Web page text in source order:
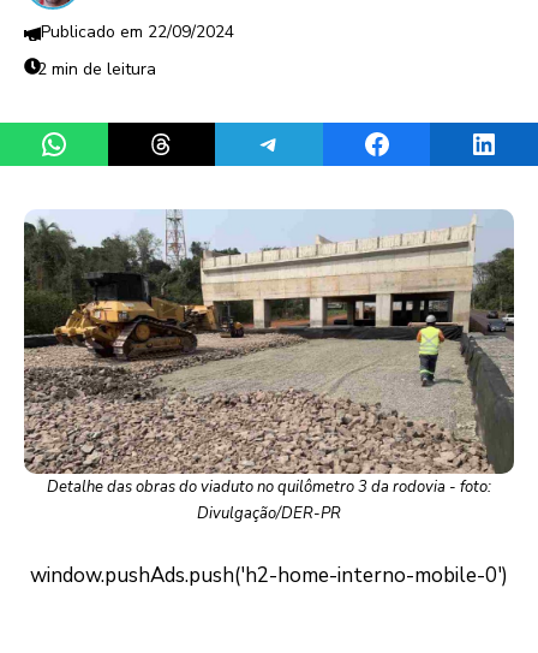
22/09/2024
2 min de leitura
Share on WhatsAppShare on ThreadsShare on TelegramShare on Facebook
Detalhe das obras do viaduto no quilômetro 3 da rodovia - foto:
Divulgação/DER-PR